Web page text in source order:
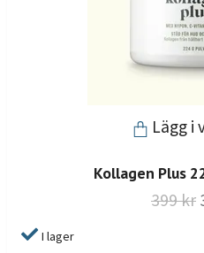
Lägg i
Kollagen Plus
399 kr
I lager